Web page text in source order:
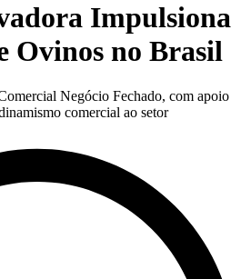
Impulsiona
Ovinos no Brasil
Negócio Fechado, com apoio
comercial ao setor